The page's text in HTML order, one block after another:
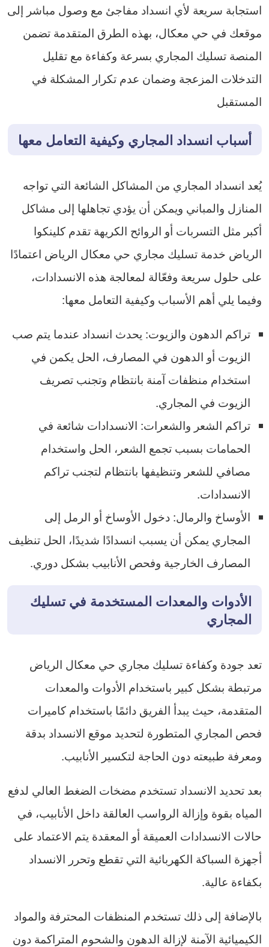
استجابة سريعة لأي انسداد مفاجئ مع وصول مباشر إلى
موقعك في حي معكال، بهذه الطرق المتقدمة تضمن
المنصة تسليك المجاري بسرعة وكفاءة مع تقليل
التدخلات المزعجة وضمان عدم تكرار المشكلة في
المستقبل
أسباب انسداد المجاري وكيفية التعامل معها
يُعد انسداد المجاري من المشاكل الشائعة التي تواجه
المنازل والمباني ويمكن أن يؤدي تجاهلها إلى مشاكل
أكبر مثل التسربات أو الروائح الكريهة تقدم كلينكوا
الرياض خدمة تسليك مجاري حي معكال الرياض اعتمادًا
على حلول سريعة وفعّالة لمعالجة هذه الانسدادات،
وفيما يلي أهم الأسباب وكيفية التعامل معها:
تراكم الدهون والزيوت: يحدث انسداد عندما يتم صب
الزيوت أو الدهون في المصارف، الحل يكمن في
استخدام منظفات آمنة بانتظام وتجنب تصريف
الزيوت في المجاري.
تراكم الشعر والشعرات: الانسدادات شائعة في
الحمامات بسبب تجمع الشعر، الحل واستخدام
مصافي للشعر وتنظيفها بانتظام لتجنب تراكم
الانسدادات.
الأوساخ والرمال: دخول الأوساخ أو الرمل إلى
المجاري يمكن أن يسبب انسدادًا شديدًا، الحل تنظيف
المصارف الخارجية وفحص الأنابيب بشكل دوري.
الأدوات والمعدات المستخدمة في تسليك
المجاري
تعد جودة وكفاءة تسليك مجاري حي معكال الرياض
مرتبطة بشكل كبير باستخدام الأدوات والمعدات
المتقدمة، حيث يبدأ الفريق دائمًا باستخدام كاميرات
فحص المجاري المتطورة لتحديد موقع الانسداد بدقة
ومعرفة طبيعته دون الحاجة لتكسير الأنابيب.
بعد تحديد الانسداد تستخدم مضخات الضغط العالي لدفع
المياه بقوة وإزالة الرواسب العالقة داخل الأنابيب، في
حالات الانسدادات العميقة أو المعقدة يتم الاعتماد على
أجهزة السباكة الكهربائية التي تقطع وتحرر الانسداد
بكفاءة عالية.
بالإضافة إلى ذلك تستخدم المنظفات المحترفة والمواد
الكيميائية الآمنة لإزالة الدهون والشحوم المتراكمة دون